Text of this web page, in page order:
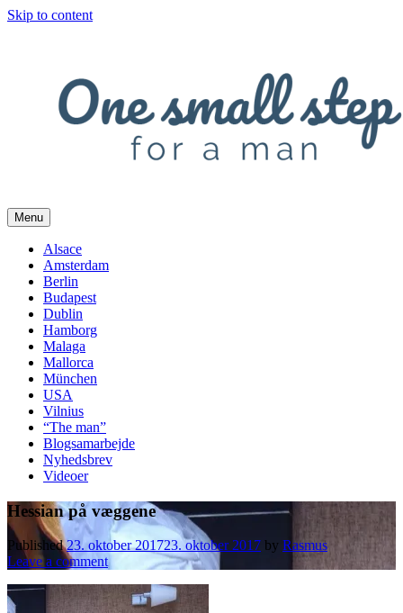
Skip to content
Menu
Alsace
Amsterdam
Berlin
Budapest
Dublin
Hamborg
Malaga
Mallorca
München
USA
Vilnius
“The man”
Blogsamarbejde
Nyhedsbrev
Videoer
Hessian på væggene
Published23. oktober 201723. oktober 2017 by Rasmus
Leave a comment